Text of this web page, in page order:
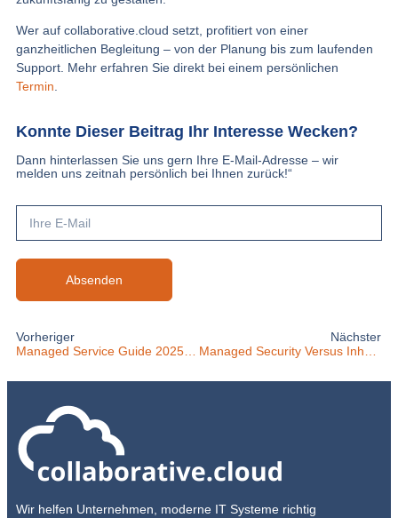
Wer auf collaborative.cloud setzt, profitiert von einer
ganzheitlichen Begleitung – von der Planung bis zum laufenden
Support. Mehr erfahren Sie direkt bei einem persönlichen
Termin
Konnte Dieser Beitrag Ihr Interesse Wecken?
Dann hinterlassen Sie uns gern Ihre E-Mail-Adresse – wir
melden uns zeitnah persönlich bei Ihnen zurück!“
Absenden
Vorheriger
Nächster
Wir helfen Unternehmen, moderne IT Systeme richtig